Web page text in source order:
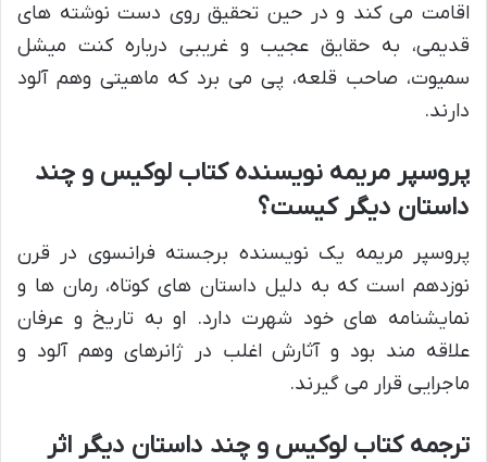
اقامت می کند و در حین تحقیق روی دست نوشته های
قدیمی، به حقایق عجیب و غریبی درباره کنت میشل
سمیوت، صاحب قلعه، پی می برد که ماهیتی وهم آلود
دارند.
پروسپر مریمه نویسنده کتاب لوکیس و چند
داستان دیگر کیست؟
پروسپر مریمه یک نویسنده برجسته فرانسوی در قرن
نوزدهم است که به دلیل داستان های کوتاه، رمان ها و
نمایشنامه های خود شهرت دارد. او به تاریخ و عرفان
علاقه مند بود و آثارش اغلب در ژانرهای وهم آلود و
ماجرایی قرار می گیرند.
ترجمه کتاب لوکیس و چند داستان دیگر اثر